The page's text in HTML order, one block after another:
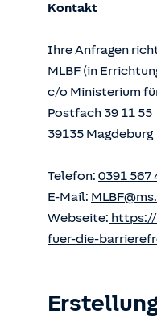
Kontakt
Ihre Anfragen
MLBF (in
c/o Ministerium
Postfach 39 11 55
39135 Magdeburg
Telefon: 0391 567
E-Mail:
Webseite: https://
fuer-die-